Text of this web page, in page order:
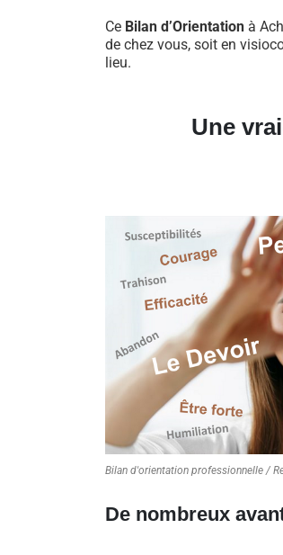
Ce Bilan d’Orientation à
de chez vous, soit en
lieu.
Une
Bilan d'orientation professionnelle /
De nombreux